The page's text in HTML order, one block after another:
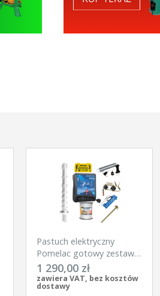
Pastuch elektryczny
Pomelac gotowy zestaw
na silne dzikie zwierzęta
1 290,00 zł
zawiera VAT, bez kosztów
dostawy